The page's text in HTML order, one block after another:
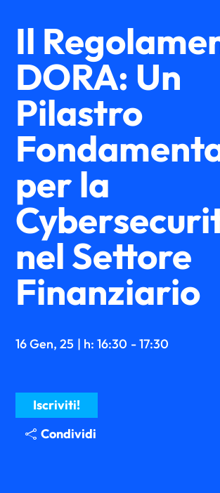
Il
DORA: Un
Pilastro
per la
nel Settore
Finanziario
16 Gen, 25 | h: 16:30 - 17:30
Iscriviti!
Condividi